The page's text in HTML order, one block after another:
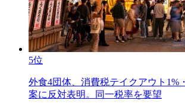
5位
外食4団体、消費税テイクアウト1%
案に反対表明。同一税率を要望